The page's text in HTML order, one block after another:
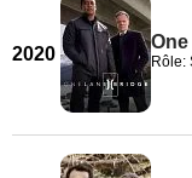
2020 Rôle: